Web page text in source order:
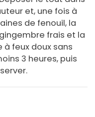
et, une fois à
de fenouil, la
frais et la
à feux doux sans
3 heures, puis